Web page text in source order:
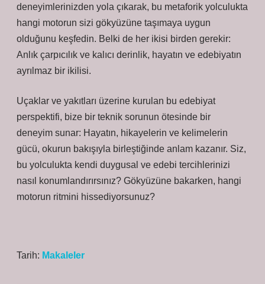
deneyimlerinizden yola çıkarak, bu metaforik yolculukta
hangi motorun sizi gökyüzüne taşımaya uygun
olduğunu keşfedin. Belki de her ikisi birden gerekir:
Anlık çarpıcılık ve kalıcı derinlik, hayatın ve edebiyatın
ayrılmaz bir ikilisi.
Uçaklar ve yakıtları üzerine kurulan bu edebiyat
perspektifi, bize bir teknik sorunun ötesinde bir
deneyim sunar: Hayatın, hikayelerin ve kelimelerin
gücü, okurun bakışıyla birleştiğinde anlam kazanır. Siz,
bu yolculukta kendi duygusal ve edebi tercihlerinizi
nasıl konumlandırırsınız? Gökyüzüne bakarken, hangi
motorun ritmini hissediyorsunuz?
Tarih: Makaleler